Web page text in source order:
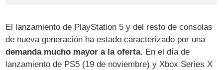
El lanzamiento de PlayStation 5 y del resto de consolas
de nueva generación ha estado caracterizado por una
demanda mucho mayor a la oferta. En el día de
lanzamiento de PS5 (19 de noviembre) y Xbox Series X